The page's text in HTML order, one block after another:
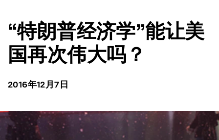
“特朗普经济学”能让美
国再次伟大吗？
2016年12月7日